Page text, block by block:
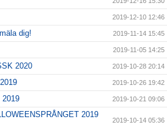
2019-12-10 12:46
dig! 2019-11-14 15:45
2019-11-05 14:25
2020 2019-10-28 20:14
2019-10-26 19:42
2019 2019-10-21 09:06
2019
2019-10-14 05:36